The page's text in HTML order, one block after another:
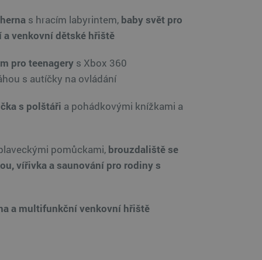
s hracím labyrintem, baby svět pro
a venkovní dětské hřiště
pro teenagery s Xbox 360
s autíčky na ovládání
s polštáři a pohádkovými knížkami a
pomůckami, brouzdaliště se
vířivka a saunování pro rodiny s
a multifunkční venkovní hřiště